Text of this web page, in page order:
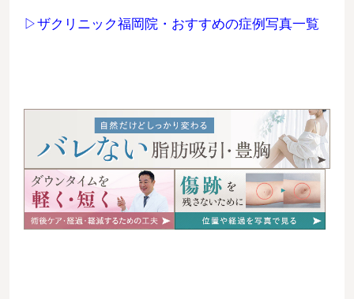
▷ザクリニック福岡院・おすすめの症例写真一覧